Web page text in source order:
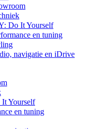
Do It Yourself
en tuning
navigatie en iDrive
Yourself
en tuning